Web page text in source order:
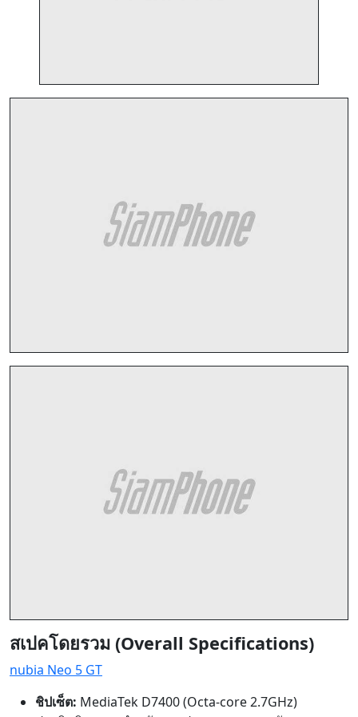
สเปคโดยรวม (Overall Specifications)
nubia Neo 5 GT
ชิปเซ็ต: MediaTek D7400 (Octa-core 2.7GHz)